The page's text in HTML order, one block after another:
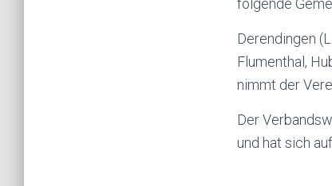
folgende
Derendingen
Flumenthal,
nimmt der
Der
und hat sich